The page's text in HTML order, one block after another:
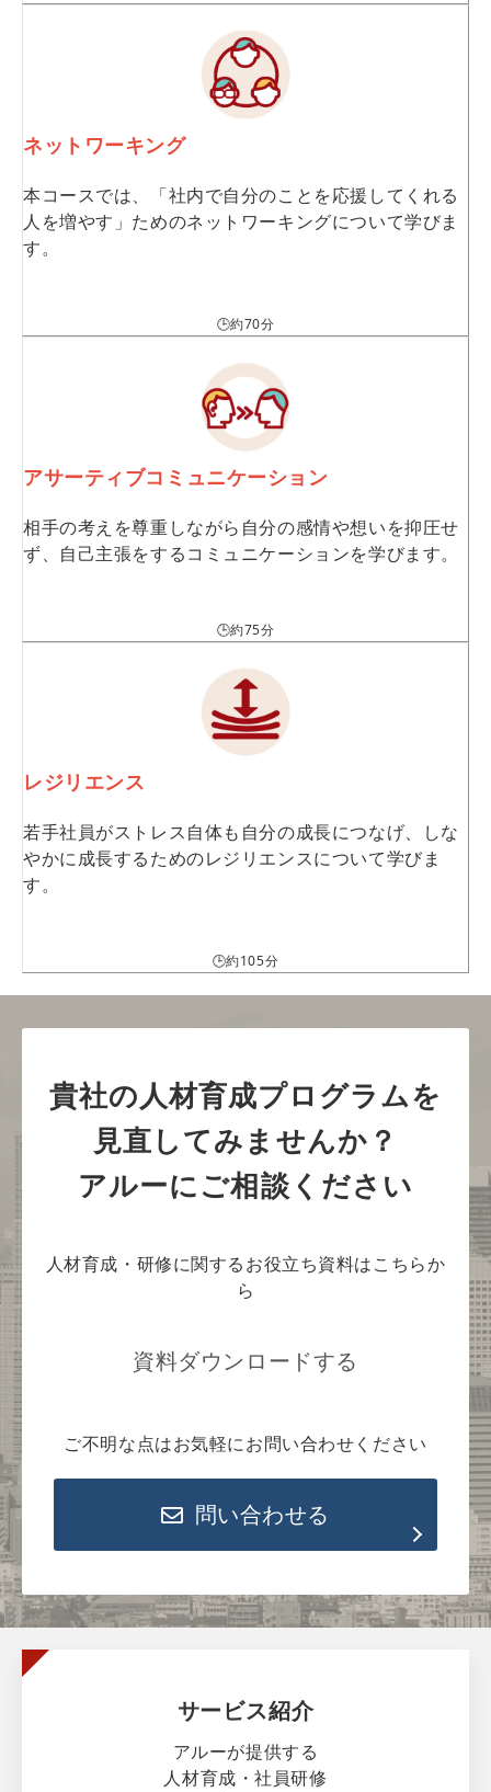
ネットワーキング
本コースでは、「社内で自分のことを応援してくれる
人を増やす」ためのネットワーキングについて学びま
す。
🕒約70分
アサーティブコミュニケーション
相手の考えを尊重しながら自分の感情や想いを抑圧せ
ず、自己主張をするコミュニケーションを学びます。
🕒約75分
レジリエンス
若手社員がストレス自体も自分の成長につなげ、しな
やかに成長するためのレジリエンスについて学びま
す。
🕒約105分
貴社の人材育成プログラムを
見直してみませんか？
アルーにご相談ください
人材育成・研修に関するお役立ち資料はこちらか
ら
資料ダウンロードする
ご不明な点はお気軽にお問い合わせください
問い合わせる
サービス紹介
アルーが提供する
人材育成・社員研修